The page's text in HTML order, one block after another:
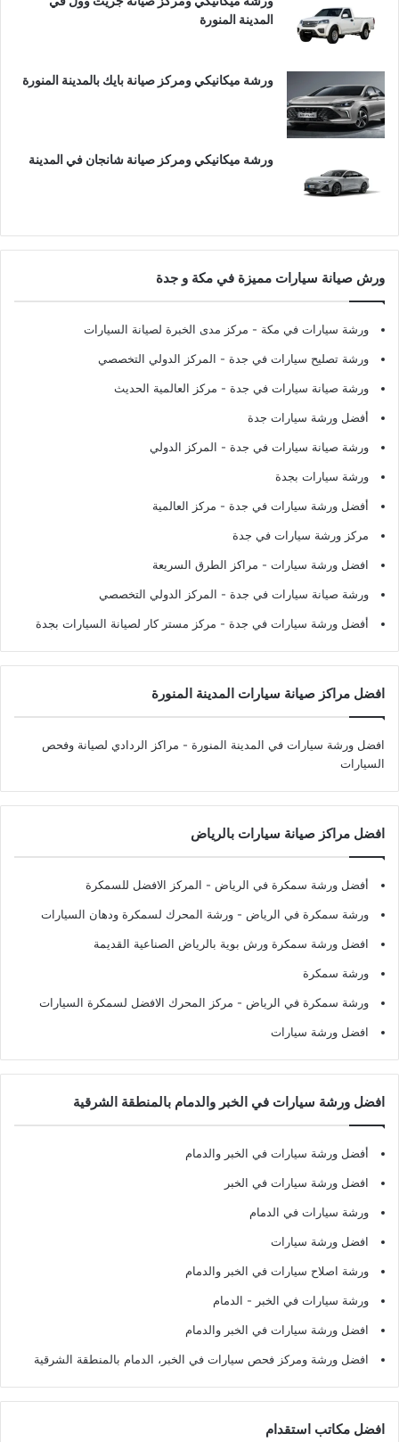
المدينة المنورة
ورشة ميكانيكي ومركز صيانة بايك بالمدينة المنورة
ورشة ميكانيكي ومركز صيانة شانجان في المدينة
ورش صيانة سيارات مميزة في مكة و جدة
ورشة سيارات في مكة - مركز مدى الخبرة لصيانة السيارات
ورشة تصليح سيارات في جدة - المركز الدولي التخصصي
ورشة صيانة سيارات في جدة - مركز العالمية الحديث
أفضل ورشة سيارات جدة
ورشة صيانة سيارات في جدة - المركز الدولي
ورشة سيارات بجدة
أفضل ورشة سيارات في جدة - مركز العالمية
مركز ورشة سيارات في جدة
افضل ورشة سيارات - مراكز الطرق السريعة
ورشة صيانة سيارات في جدة - المركز الدولي التخصصي
أفضل ورشة سيارات في جدة - مركز مستر كار لصيانة السيارات بجدة
افضل مراكز صيانة سيارات المدينة المنورة
افضل ورشة سيارات في المدينة المنورة - مراكز الردادي لصيانة وفحص
السيارات
افضل مراكز صيانة سيارات بالرياض
أفضل ورشة سمكرة في الرياض - المركز الافضل للسمكرة
ورشة سمكرة في الرياض - ورشة المحرك لسمكرة ودهان السيارات
افضل ورشة سمكرة ورش بوية بالرياض الصناعية القديمة
ورشة سمكرة
ورشة سمكرة في الرياض - مركز المحرك الافضل لسمكرة السيارات
افضل ورشة سيارات
افضل ورشة سيارات في الخبر والدمام بالمنطقة الشرقية
أفضل ورشة سيارات في الخبر والدمام
افضل ورشة سيارات في الخبر
ورشة سيارات في الدمام
افضل ورشة سيارات
ورشة اصلاح سيارات في الخبر والدمام
ورشة سيارات في الخبر - الدمام
افضل ورشة سيارات في الخبر والدمام
افضل ورشة ومركز فحص سيارات في الخبر، الدمام بالمنطقة الشرقية
افضل مكاتب استقدام